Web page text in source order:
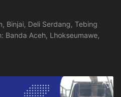
Binjai, Deli Serdang, Tebing
Banda Aceh, Lhokseumawe,